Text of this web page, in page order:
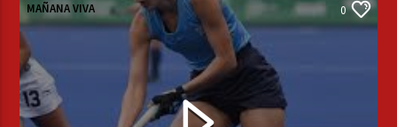
MAÑANA VIVA 0